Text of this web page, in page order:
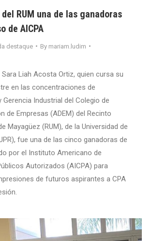
RUM una de las ganadoras
de AICPA
destaque By mariam.ludim
Liah Acosta Ortiz, quien cursa su
en las concentraciones de
Gerencia Industrial del Colegio de
de Empresas (ADEM) del Recinto
Mayagüez (RUM), de la Universidad de
fue una de las cinco ganadoras de
por el Instituto Americano de
Autorizados (AICPA) para
de futuros aspirantes a CPA